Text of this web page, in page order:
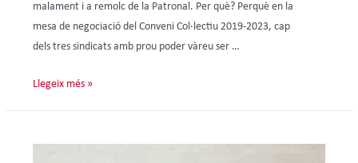
malament i a remolc de la Patronal. Per què? Perquè en la
mesa de negociació del Conveni Col·lectiu 2019-2023, cap
dels tres sindicats amb prou poder vàreu ser …
Llegeix més »